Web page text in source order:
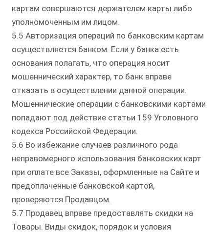
картам совершаются держателем карты либо
уполномоченным им лицом.
5.5 Авторизация операций по банковским картам
осуществляется банком. Если у банка есть
основания полагать, что операция носит
мошеннический характер, то банк вправе
отказать в осуществлении данной операции.
Мошеннические операции с банковскими картами
попадают под действие статьи 159 Уголовного
кодекса Российской Федерации.
5.6 Во избежание случаев различного рода
неправомерного использования банковских карт
при оплате все Заказы, оформленные на Сайте и
предоплаченные банковской картой,
проверяются Продавцом.
5.7 Продавец вправе предоставлять скидки на
Товары. Виды скидок, порядок и условия